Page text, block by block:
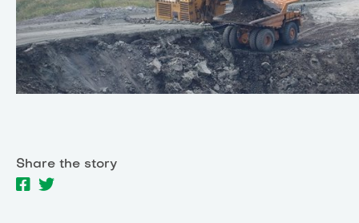
Share the story